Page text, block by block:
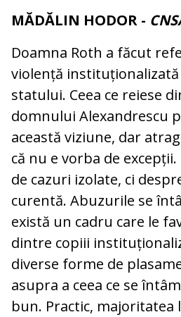
MĂDĂLIN HODOR -
Doamna Roth a făcut
violență
statului. Ceea ce reiese
domnului Alexandrescu
această viziune, dar
că nu e vorba de
de cazuri izolate, ci
curentă. Abuzurile se
există un cadru care le
dintre copiii
diverse forme de
asupra a ceea ce se
bun. Practic,